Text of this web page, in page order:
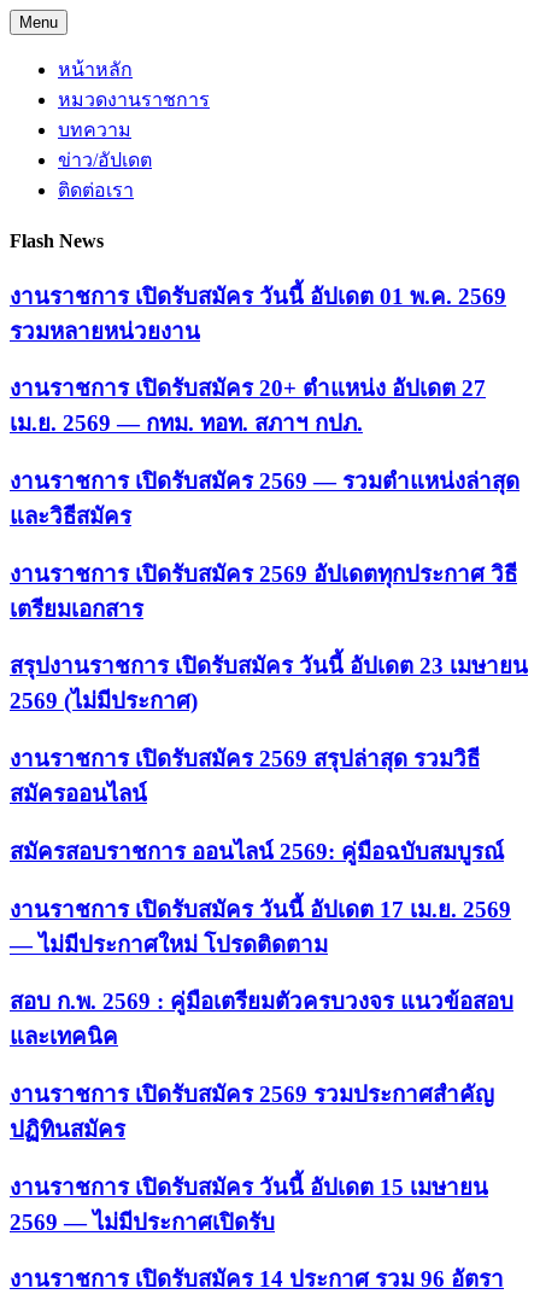
Skip
to
content
Menu
หน้าหลัก
หมวดงานราชการ
บทความ
ข่าว/อัปเดต
ติดต่อเรา
Flash News
งานราชการ เปิดรับสมัคร วันนี้ อัปเดต 01 พ.ค. 2569
รวมหลายหน่วยงาน
งานราชการ เปิดรับสมัคร 20+ ตำแหน่ง อัปเดต 27
เม.ย. 2569 — กทม. ทอท. สภาฯ กปภ.
งานราชการ เปิดรับสมัคร 2569 — รวมตำแหน่งล่าสุด
และวิธีสมัคร
งานราชการ เปิดรับสมัคร 2569 อัปเดตทุกประกาศ วิธี
เตรียมเอกสาร
สรุปงานราชการ เปิดรับสมัคร วันนี้ อัปเดต 23 เมษายน
2569 (ไม่มีประกาศ)
งานราชการ เปิดรับสมัคร 2569 สรุปล่าสุด รวมวิธี
สมัครออนไลน์
สมัครสอบราชการ ออนไลน์ 2569: คู่มือฉบับสมบูรณ์
งานราชการ เปิดรับสมัคร วันนี้ อัปเดต 17 เม.ย. 2569
— ไม่มีประกาศใหม่ โปรดติดตาม
สอบ ก.พ. 2569 : คู่มือเตรียมตัวครบวงจร แนวข้อสอบ
และเทคนิค
งานราชการ เปิดรับสมัคร 2569 รวมประกาศสำคัญ
ปฏิทินสมัคร
งานราชการ เปิดรับสมัคร วันนี้ อัปเดต 15 เมษายน
2569 — ไม่มีประกาศเปิดรับ
งานราชการ เปิดรับสมัคร 14 ประกาศ รวม 96 อัตรา